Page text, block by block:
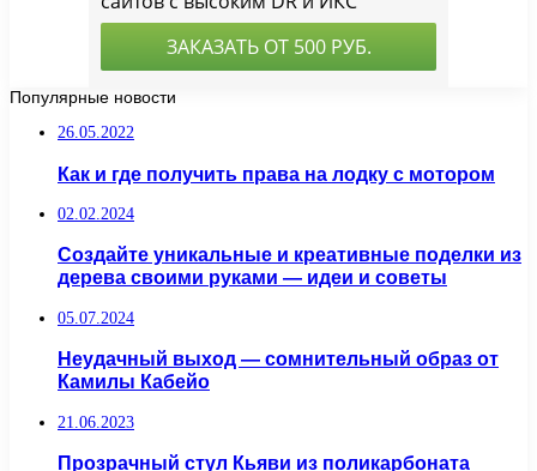
Популярные новости
26.05.2022
Как и где получить права на лодку с мотором
02.02.2024
Создайте уникальные и креативные поделки из
дерева своими руками — идеи и советы
05.07.2024
Неудачный выход — сомнительный образ от
Камилы Кабейо
21.06.2023
Прозрачный стул Кьяви из поликарбоната